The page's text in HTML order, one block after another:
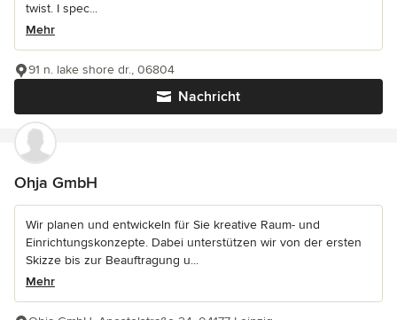
twist. I spec...
Mehr
Nachricht
91 n. lake shore dr., 06804
Ohja GmbH
Wir planen und entwickeln für Sie kreative Raum- und
Einrichtungskonzepte. Dabei unterstützen wir von der ersten
Skizze bis zur Beauftragung u...
Mehr